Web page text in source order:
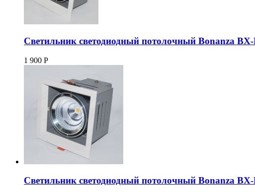
Светильник светодиодный потолочный Bonanza
1 900 Р
Светильник светодиодный потолочный Bonanza